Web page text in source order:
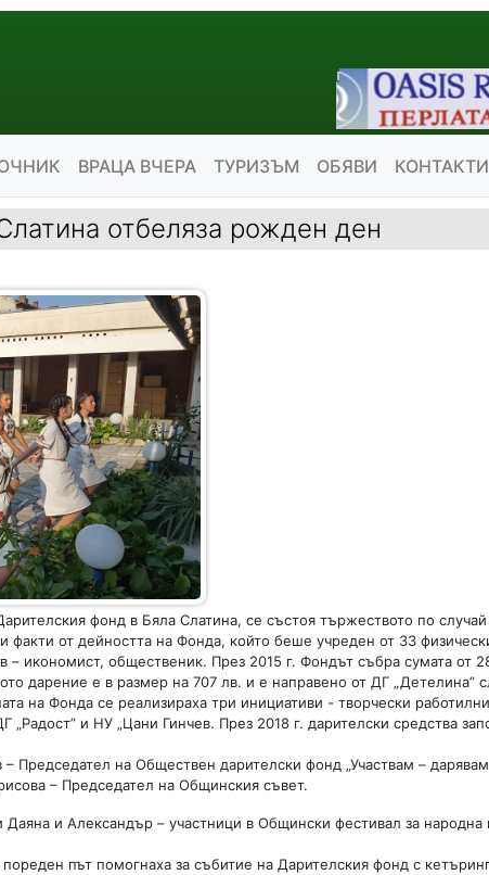
ВРАЦА ВЧЕРА ТУРИЗЪМ ОБЯВИ КОНТАКТИ
отбеляза рожден ден
фонд в Бяла Слатина, се състоя тържеството по
факти от дейността на Фонда, който беше учреден от 33
икономист, общественик. През 2015 г. Фондът събра сумата от
дарение е в размер на 707 лв. и е направено от ДГ „Детелина”
на Фонда се реализираха три инициативи - творчески
„Радост” и НУ „Цани Гинчев. През 2018 г. дарителски средства
Председател на Обществен дарителски фонд „Участвам –
– Председател на Общинския съвет.
Даяна и Александър – участници в Общински фестивал за народна
път помогнаха за събитие на Дарителския фонд с